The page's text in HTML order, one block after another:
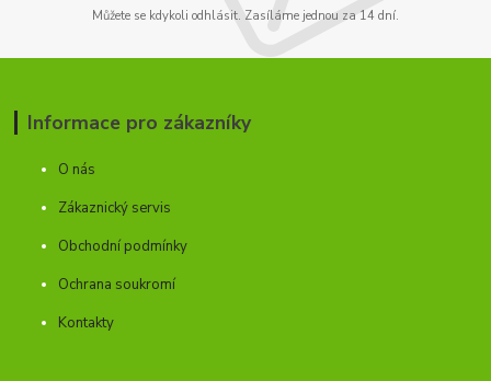
Můžete se kdykoli odhlásit. Zasíláme jednou za 14 dní.
Informace pro zákazníky
O nás
Zákaznický servis
Obchodní podmínky
Ochrana soukromí
Kontakty